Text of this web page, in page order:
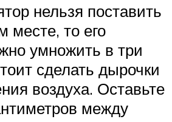
нельзя поставить
месте, то его
умножить в три
сделать дырочки
воздуха. Оставьте
между